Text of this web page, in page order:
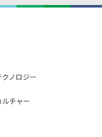
クノロジー
ルチャー